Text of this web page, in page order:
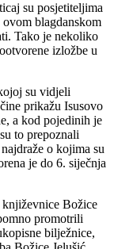
su posjetiteljima
blagdanskom
Tako je nekoliko
izložbe u
su vidjeli
prikažu Isusovo
a kod pojedinih je
to prepoznali
o kojima su
je do 6. siječnja
Božice
promotrili
bilježnice,